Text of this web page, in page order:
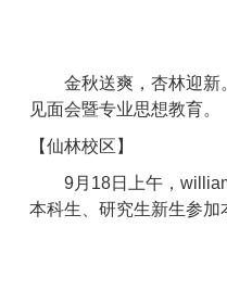
金秋送爽，杏林迎
见面会暨专业思想教育。
【仙林校区】
9月18日上午，
本科生、研究生新生参加